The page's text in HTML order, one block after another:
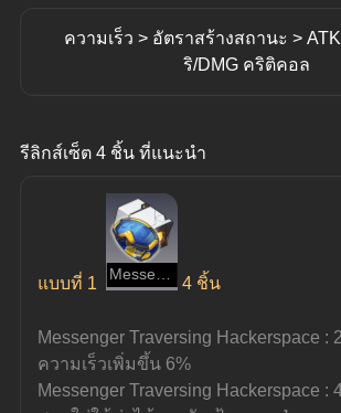
ความเร็ว > อัตราสร้างสถานะ >
ริ/DMG คริติคอล
รีลิกส์เซ็ต 4 ชิ้น ที่แนะนำ
แบบที่ 1
Messenger Traversing Hackerspace
4 ชิ้น
Messenger Traversing Hackerspace :
ความเร็วเพิ่มขึ้น 6%
Messenger Traversing Hackerspace :